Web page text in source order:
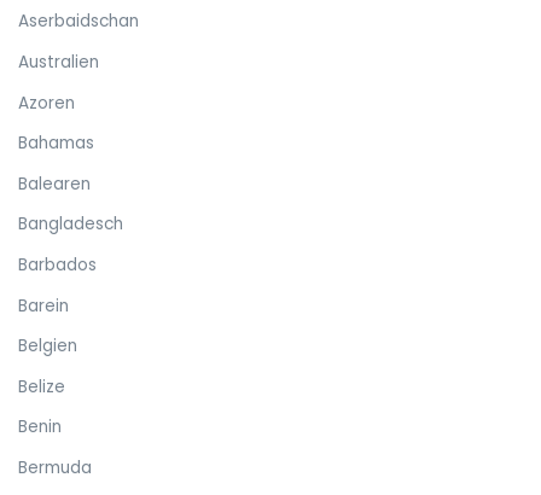
Aserbaidschan
Australien
Azoren
Bahamas
Balearen
Bangladesch
Barbados
Barein
Belgien
Belize
Benin
Bermuda